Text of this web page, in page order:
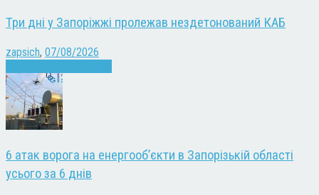
Три дні у Запоріжжі пролежав нездетонований КАБ
zapsich, 07/08/2026
6 атак ворога на енергооб’єкти в Запорізькій області
усього за 6 днів